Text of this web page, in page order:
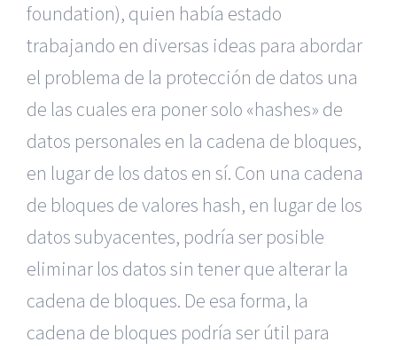
foundation), quien había estado
trabajando en diversas ideas para abordar
el problema de la protección de datos una
de las cuales era poner solo «hashes» de
datos personales en la cadena de bloques,
en lugar de los datos en sí. Con una cadena
de bloques de valores hash, en lugar de los
datos subyacentes, podría ser posible
eliminar los datos sin tener que alterar la
cadena de bloques. De esa forma, la
cadena de bloques podría ser útil para